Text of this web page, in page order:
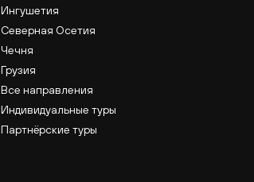
Ингушетия
Северная Осетия
Чечня
Грузия
Все направления
Индивидуальные туры
Партнёрские туры